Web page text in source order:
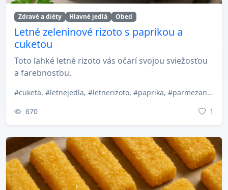
Zdravé a diéty Hlavné jedlá Obed
Letné zeleninové rizoto s paprikou a
cuketou
Toto ľahké letné rizoto vás očarí svojou sviežosťou
a farebnosťou.
#cuketa, #letnejedla, #letnerizoto, #paprika, #parmezan, #rychlyobed, #ryzana Rizoto, #slovenskakuchyna, #vegetarianskejedlo, #zeleninoverizoto
670
1